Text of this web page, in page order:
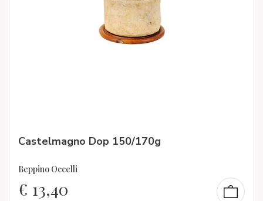
Castelmagno Dop 150/170g
Beppino Occelli
€ 13,40